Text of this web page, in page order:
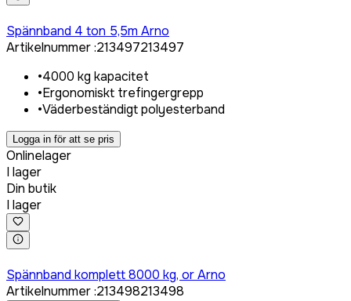
Spännband 4 ton 5,5m Arno
Artikelnummer:213497213497
•4000 kg kapacitet
•Ergonomiskt trefingergrepp
•Väderbeständigt polyesterband
Logga in för att se pris
Onlinelager
I lager
Din butik
I lager
Spännband komplett 8000 kg, or Arno
Artikelnummer:213498213498